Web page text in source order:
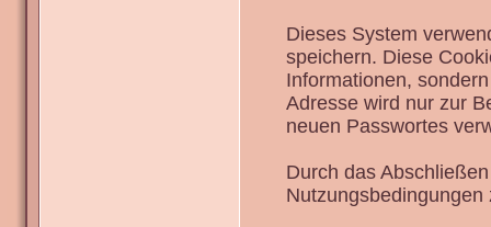
Dieses System
speichern. Diese
Informationen,
Adresse wird nur zur
neuen Passwortes
Durch das
Nutzungsbedingungen